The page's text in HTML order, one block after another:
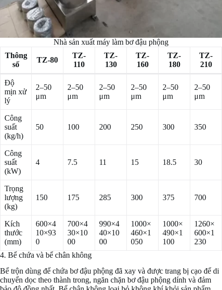
Nhà sản xuất máy làm bơ đậu phộng
Thông
số
TZ-80
TZ-
110
TZ-
130
TZ-
160
TZ-
180
TZ-
210
Độ
mịn xử
lý
2–50
μm
2–50
μm
2–50
μm
2–50
μm
2–50
μm
2–50
μm
Công
suất
(kg/h)
50 100 200 250 300 350
Công
suất
(kW)
4 7.5 11 15 18.5 30
Trọng
lượng
(kg)
150 175 285 300 375 700
Kích
thước
(mm)
600×4
10×93
0
700×4
30×10
00
990×4
40×10
00
1000×
460×1
050
1000×
490×1
100
1260×
600×1
230
4. Bể chứa và bể chân không
Bể trộn dùng để chứa bơ đậu phộng đã xay và được trang bị cạo để di
chuyển dọc theo thành trong, ngăn chặn bơ đậu phộng dính và đảm